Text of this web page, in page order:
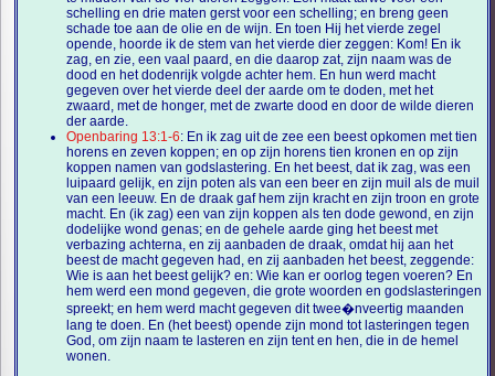
schelling en drie maten gerst voor een schelling; en breng geen
schade toe aan de olie en de wijn. En toen Hij het vierde zegel
opende, hoorde ik de stem van het vierde dier zeggen: Kom! En ik
zag, en zie, een vaal paard, en die daarop zat, zijn naam was de
dood en het dodenrijk volgde achter hem. En hun werd macht
gegeven over het vierde deel der aarde om te doden, met het
zwaard, met de honger, met de zwarte dood en door de wilde dieren
der aarde.
Openbaring 13:1-6: En ik zag uit de zee een beest opkomen met tien
horens en zeven koppen; en op zijn horens tien kronen en op zijn
koppen namen van godslastering. En het beest, dat ik zag, was een
luipaard gelijk, en zijn poten als van een beer en zijn muil als de muil
van een leeuw. En de draak gaf hem zijn kracht en zijn troon en grote
macht. En (ik zag) een van zijn koppen als ten dode gewond, en zijn
dodelijke wond genas; en de gehele aarde ging het beest met
verbazing achterna, en zij aanbaden de draak, omdat hij aan het
beest de macht gegeven had, en zij aanbaden het beest, zeggende:
Wie is aan het beest gelijk? en: Wie kan er oorlog tegen voeren? En
hem werd een mond gegeven, die grote woorden en godslasteringen
spreekt; en hem werd macht gegeven dit twee�nveertig maanden
lang te doen. En (het beest) opende zijn mond tot lasteringen tegen
God, om zijn naam te lasteren en zijn tent en hen, die in de hemel
wonen.